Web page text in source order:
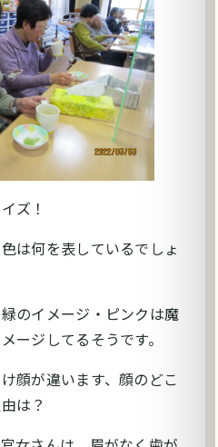
ズ！
は何を表しているでしょ
のイメージ・ピンクは魔
ージしてるそうです。
顔が違います、顔のどこ
は？